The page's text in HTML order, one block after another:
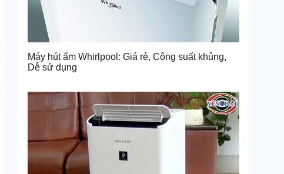
Máy hút ẩm Whirlpool: Giá rẻ, Công suất khủng,
Dễ sử dụng